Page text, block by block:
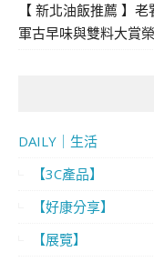
【 新北油飯推薦 】
軍古早味與雙料大賞
DAILY｜生活
【3C產品】
【好康分享】
【展覽】